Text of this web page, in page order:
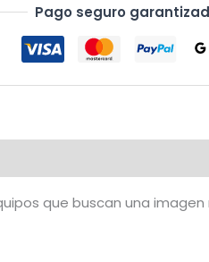
Pago seguro
que buscan una imagen